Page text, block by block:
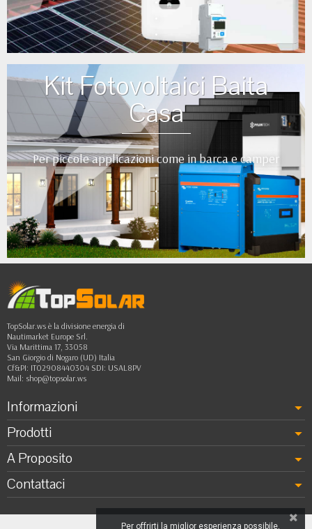
•
Kit Fotovoltaici Baita
Casa
Per piccole applicazioni come in barca e camper
•
•
•
•
••
TopSolar.ws è la divisione energia di
Nautimarket Europe Srl.
Via Marittima 17, 33058
San Giorgio di Nogaro (UD) Italia
Cf&PI: IT02908440304 SDI: USAL8PV
Mail: shop@topsolar.ws
Informazioni
Prodotti
A Proposito
Contattaci
Per offrirti la miglior esperienza possibile,